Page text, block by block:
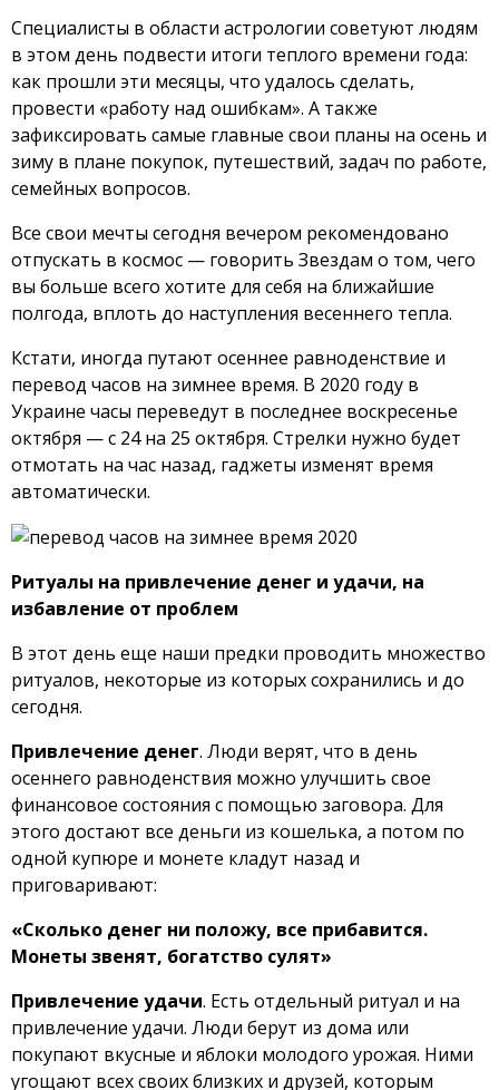
Специалисты в области астрологии советуют людям
в этом день подвести итоги теплого времени года:
как прошли эти месяцы, что удалось сделать,
провести «работу над ошибкам». А также
зафиксировать самые главные свои планы на осень и
зиму в плане покупок, путешествий, задач по работе,
семейных вопросов.
Все свои мечты сегодня вечером рекомендовано
отпускать в космос — говорить Звездам о том, чего
вы больше всего хотите для себя на ближайшие
полгода, вплоть до наступления весеннего тепла.
Кстати, иногда путают осеннее равноденствие и
перевод часов на зимнее время. В 2020 году в
Украине часы переведут в последнее воскресенье
октября — с 24 на 25 октября. Стрелки нужно будет
отмотать на час назад, гаджеты изменят время
автоматически.
Ритуалы на привлечение денег и удачи, на
избавление от проблем
В этот день еще наши предки проводить множество
ритуалов, некоторые из которых сохранились и до
сегодня.
Привлечение денег. Люди верят, что в день
осеннего равноденствия можно улучшить свое
финансовое состояния с помощью заговора. Для
этого достают все деньги из кошелька, а потом по
одной купюре и монете кладут назад и
приговаривают:
«Сколько денег ни положу, все прибавится.
Монеты звенят, богатство сулят»
Привлечение удачи. Есть отдельный ритуал и на
привлечение удачи. Люди берут из дома или
покупают вкусные и яблоки молодого урожая. Ними
угощают всех своих близких и друзей, которым